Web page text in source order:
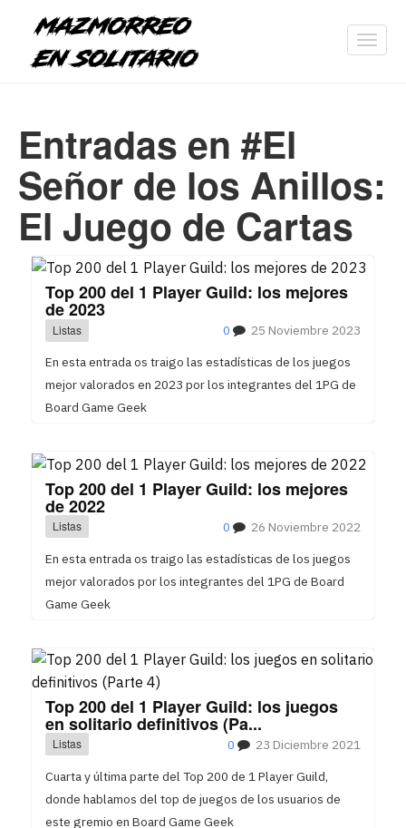
Entradas en #El
Señor de los Anillos:
El Juego de Cartas
Top 200 del 1 Player Guild: los mejores
de 2023
Listas 25 Noviembre 2023
0
En esta entrada os traigo las estadísticas de los juegos
mejor valorados en 2023 por los integrantes del 1PG de
Board Game Geek
Top 200 del 1 Player Guild: los mejores
de 2022
Listas 26 Noviembre 2022
0
En esta entrada os traigo las estadísticas de los juegos
mejor valorados por los integrantes del 1PG de Board
Game Geek
Top 200 del 1 Player Guild: los juegos
en solitario definitivos (Pa...
Listas 23 Diciembre 2021
0
Cuarta y última parte del Top 200 de 1 Player Guild,
donde hablamos del top de juegos de los usuarios de
este gremio en Board Game Geek